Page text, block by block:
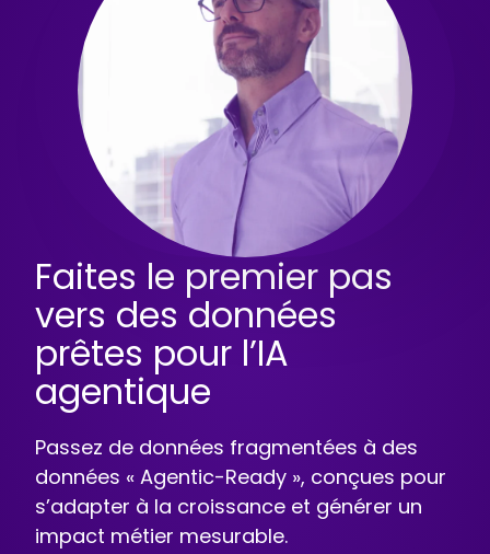
Faites le premier pas
vers des données
prêtes pour l’IA
agentique
Passez de données fragmentées à des
données « Agentic-Ready », conçues pour
s’adapter à la croissance et générer un
impact métier mesurable.